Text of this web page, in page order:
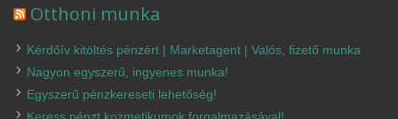
Otthoni munka
Kérdőív kitöltés pénzért | Marketagent | Valós, fizető munka
Nagyon egyszerű, ingyenes munka!
Egyszerű pénzkereseti lehetőség!
Keress pénzt kozmetikumok forgalmazásával!